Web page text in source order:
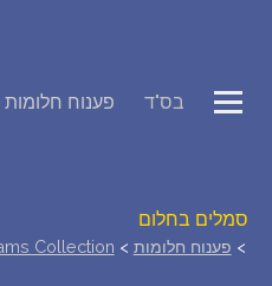
פענוח חלומות בס"ד
סמלים בחלום
> פענוח חלומות >
Collection